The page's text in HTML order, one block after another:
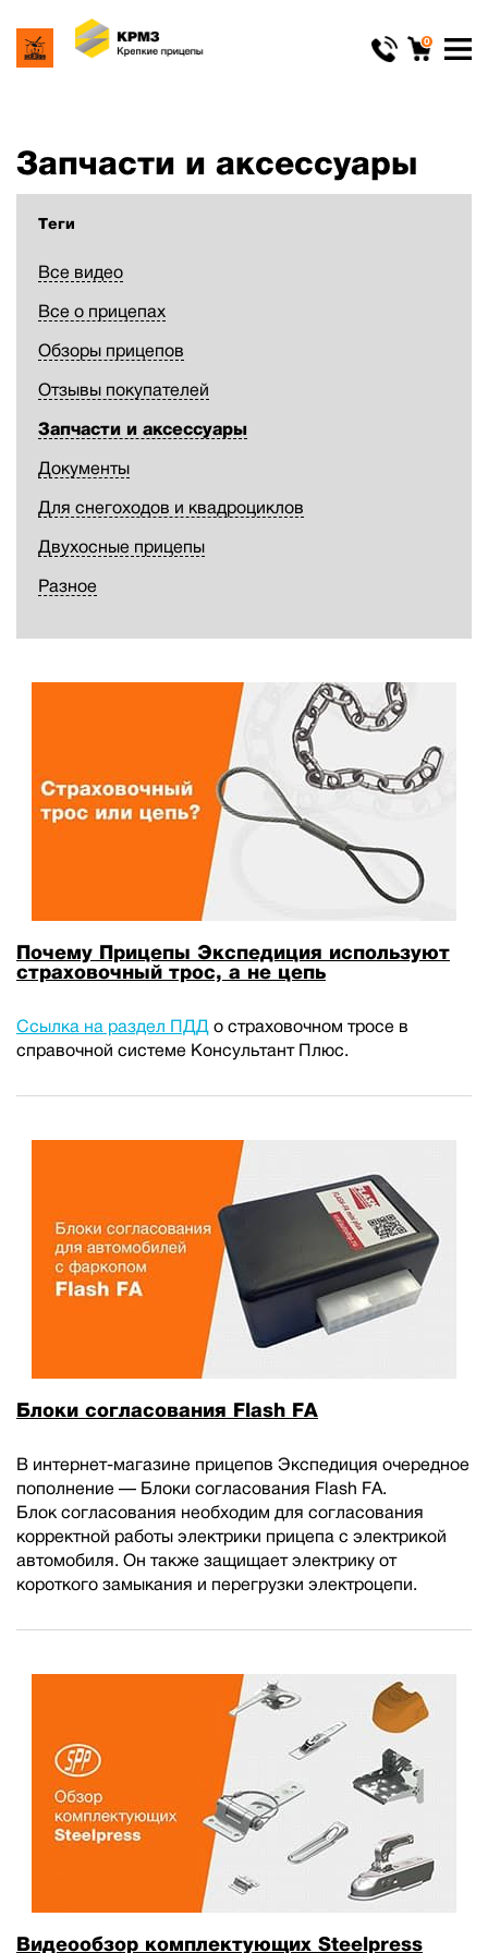
0
Запчасти и аксессуары
Теги
Все видео
Все о прицепах
Обзоры прицепов
Отзывы покупателей
Запчасти и аксессуары
Документы
Для снегоходов и квадроциклов
Двухосные прицепы
Разное
Почему Прицепы Экспедиция используют
страховочный трос, а не цепь
Ссылка на раздел ПДД о страховочном тросе в
справочной системе Консультант Плюс.
Блоки согласования Flash FA
В интернет-магазине прицепов Экспедиция очередное
пополнение — Блоки согласования Flash FA.
Блок согласования необходим для согласования
корректной работы электрики прицепа с электрикой
автомобиля. Он также защищает электрику от
короткого замыкания и перегрузки электроцепи.
Видеообзор комплектующих Steelpress